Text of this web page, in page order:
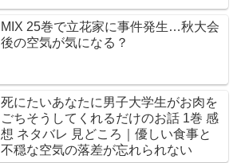
MIX 25巻で立花家に事件発生…秋大会
後の空気が気になる？
死にたいあなたに男子大学生がお肉を
ごちそうしてくれるだけのお話 1巻 感
想 ネタバレ 見どころ｜優しい食事と
不穏な空気の落差が忘れられない